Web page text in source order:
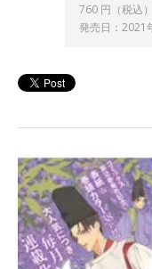
760 円（税込）
発売日：2021